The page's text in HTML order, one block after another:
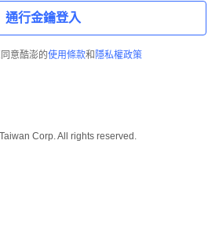
通行金鑰登入
意酷澎的使用條款和 隱私權政策
Corp. All rights reserved.